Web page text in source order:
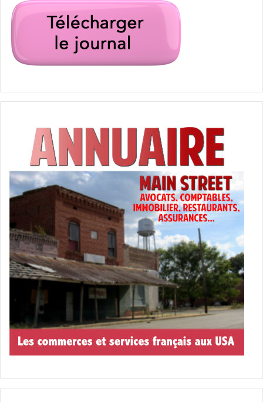
1996.
Histoire :en 1960, l’homme d’affaires Edelmiro Sargats
quitte Cuba, où la révolution triomphante lui fait redouter
le pire. Il s’installe en Floride avec sa femme, sa fille et son
fils. C’est ce dernier, Julian, qui va devenir le personnage
Après avoir suivi des études à Harvard il revient revient à
père qui donne des dîners pour les émigrés cubains. Au
cours d’un meeting anticastriste, il rencontre Emma
Alvarez, fille d’un commandant emprisonné à La Havane
par Castro. Il l’épousera. Les destins croisés des deux
familles Sargats et Alvarez forment la trame du roman.
Commentaire :l’auteur décrit la vie des exilés cubains à
ou les victimes et les traîtres se côtoient entre
espoirs et désillusions. Cet ouvrage a reçu le Prix
Interallié en 1996.
– « Un pont dans la nuit »de Carlos Victoria – roman de
2007.
Histoire :émigré cubain, Natan vit en Floride où il partage
lettre de son père vient bouleverser son quotidien : il